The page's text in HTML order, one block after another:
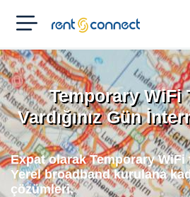
RENT'N
CONNECT
Temporary WiFi
Vardığınız Gün
Expat olarak Temporary WiFi
Yerel broadband kurulana
çözümleri.